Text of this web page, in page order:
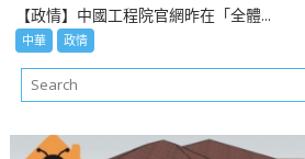
【政情】中國工程院官網昨在「全體...
中華 政情